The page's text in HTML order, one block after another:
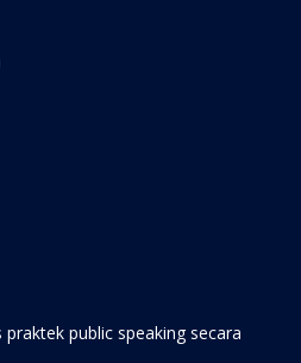
praktek public speaking secara